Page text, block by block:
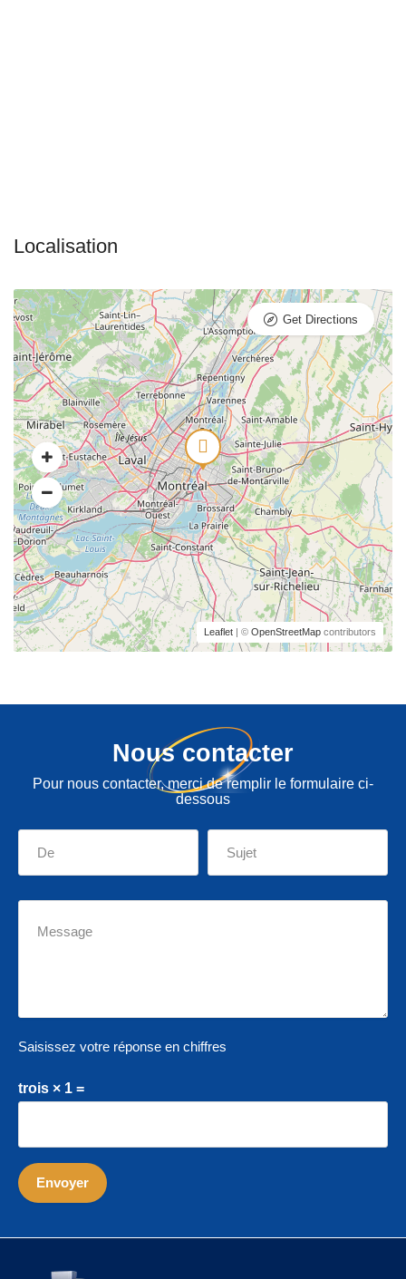
Leaflet | © OpenStreetMap contributors
Get Directions
Nous contacter
Pour nous contacter, merci de remplir le formulaire ci-
dessous
Saisissez votre réponse en chiffres
trois × 1 =